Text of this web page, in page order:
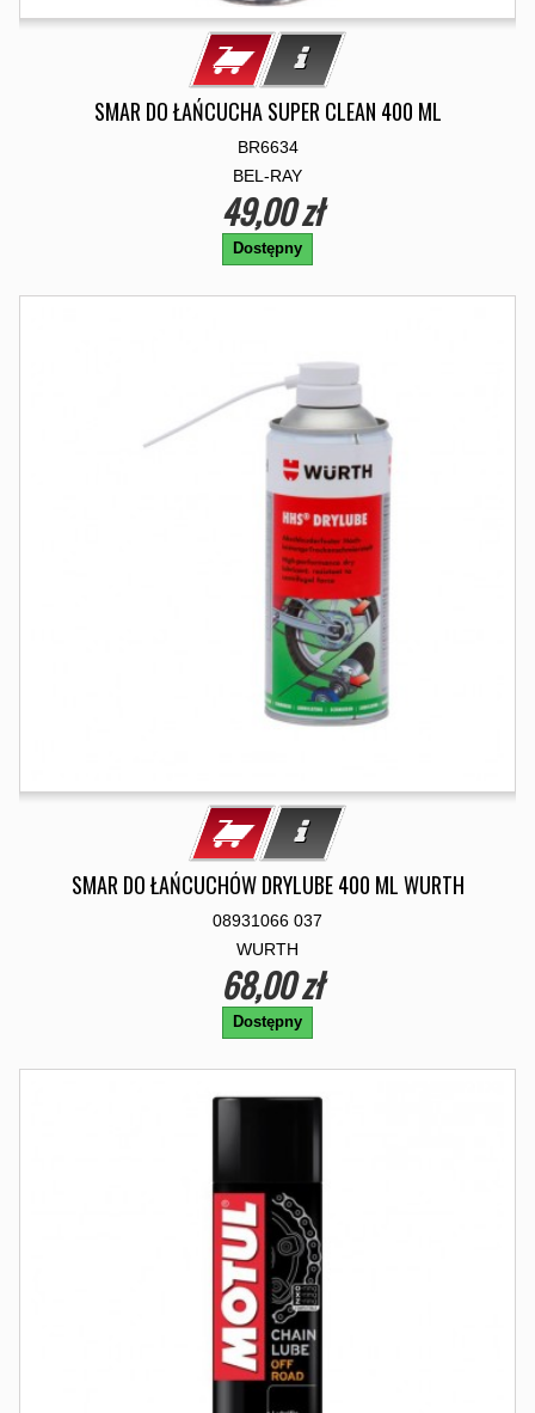
SMAR DO ŁAŃCUCHA SUPER CLEAN 400 ML
BR6634
BEL-RAY
49,00 zł
Dostępny
SMAR DO ŁAŃCUCHÓW DRYLUBE 400 ML WURTH
08931066 037
WURTH
68,00 zł
Dostępny